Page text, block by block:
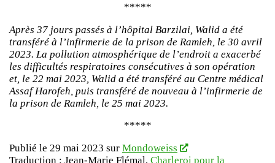
*****
Après 37 jours passés à l’hôpital Barzilai, Walid a été
transféré à l’infirmerie de la prison de Ramleh, le 30 avril
2023. La pollution atmosphérique de l’endroit a exacerbé
les difficultés respiratoires consécutives à son opération
et, le 22 mai 2023, Walid a été transféré au Centre médical
Assaf Harofeh, puis transféré de nouveau à l’infirmerie de
la prison de Ramleh, le 25 mai 2023.
*****
Publié le 29 mai 2023 sur Mondoweiss
Traduction : Jean-Marie Flémal, Charleroi pour la